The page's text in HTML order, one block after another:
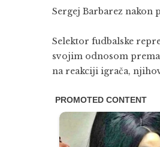
Sergej Barbarez nakon
Selektor fudbalske
svojim odnosom
na reakciji igrača,